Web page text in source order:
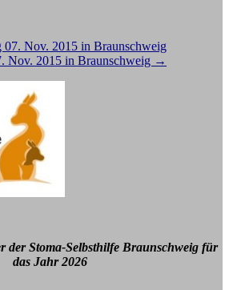
07. Nov. 2015 in Braunschweig
Nov. 2015 in Braunschweig →
der Stoma-Selbsthilfe Braunschweig für
das Jahr 2026